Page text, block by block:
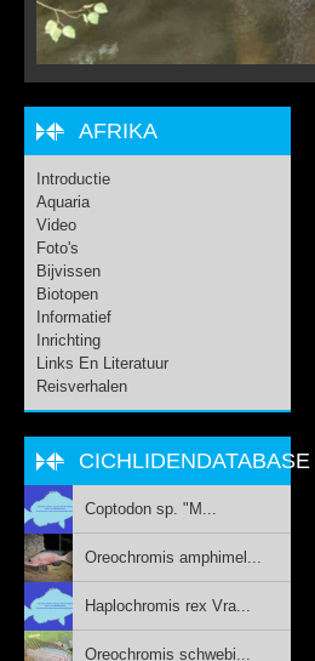
AFRIKA
Introductie
Aquaria
Video
Foto's
Bijvissen
Biotopen
Informatief
Inrichting
Links En Literatuur
Reisverhalen
CICHLIDENDATABASE
Coptodon sp. "M...
Oreochromis amphimel...
Haplochromis rex Vra...
Oreochromis schwebi...